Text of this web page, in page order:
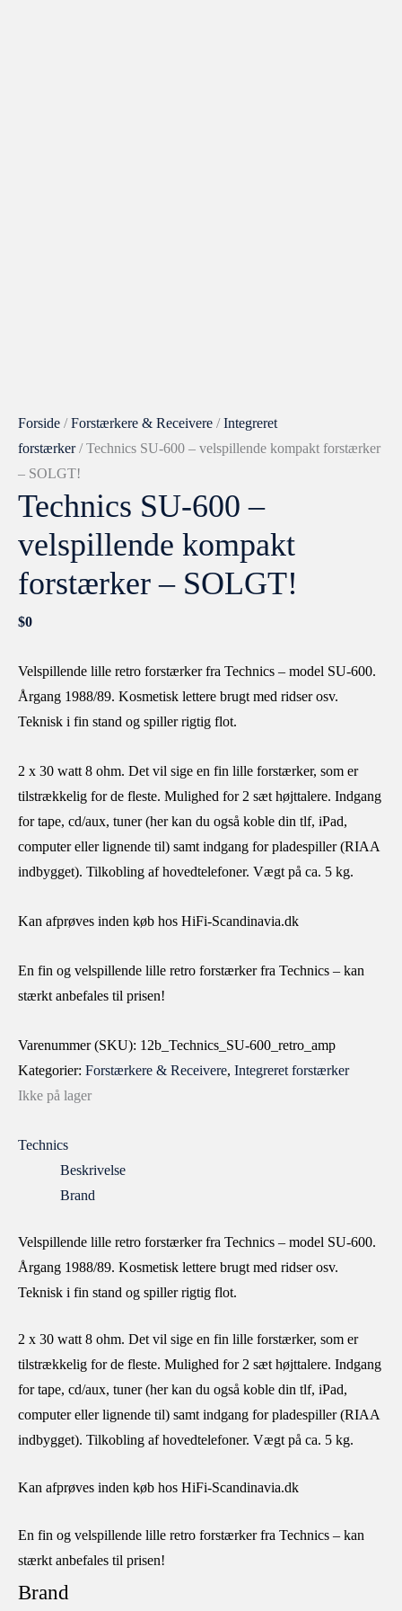
Forside /Forstærkere & Receivere /Integreret
forstærker/ Technics SU-600 – velspillende kompakt forstærker
– SOLGT!
Technics SU-600 –
velspillende kompakt
forstærker – SOLGT!
$0
Velspillende lille retro forstærker fra Technics – model SU-600.
Årgang 1988/89. Kosmetisk lettere brugt med ridser osv.
Teknisk i fin stand og spiller rigtig flot.
2 x 30 watt 8 ohm. Det vil sige en fin lille forstærker, som er
tilstrækkelig for de fleste. Mulighed for 2 sæt højttalere. Indgang
for tape, cd/aux, tuner (her kan du også koble din tlf, iPad,
computer eller lignende til) samt indgang for pladespiller (RIAA
indbygget). Tilkobling af hovedtelefoner. Vægt på ca. 5 kg.
Kan afprøves inden køb hos HiFi-Scandinavia.dk
En fin og velspillende lille retro forstærker fra Technics – kan
stærkt anbefales til prisen!
Varenummer (SKU): 12b_Technics_SU-600_retro_amp
Kategorier: Forstærkere & Receivere, Integreret forstærker
Ikke på lager
Technics
Beskrivelse
Brand
Velspillende lille retro forstærker fra Technics – model SU-600.
Årgang 1988/89. Kosmetisk lettere brugt med ridser osv.
Teknisk i fin stand og spiller rigtig flot.
2 x 30 watt 8 ohm. Det vil sige en fin lille forstærker, som er
tilstrækkelig for de fleste. Mulighed for 2 sæt højttalere. Indgang
for tape, cd/aux, tuner (her kan du også koble din tlf, iPad,
computer eller lignende til) samt indgang for pladespiller (RIAA
indbygget). Tilkobling af hovedtelefoner. Vægt på ca. 5 kg.
Kan afprøves inden køb hos HiFi-Scandinavia.dk
En fin og velspillende lille retro forstærker fra Technics – kan
stærkt anbefales til prisen!
Brand